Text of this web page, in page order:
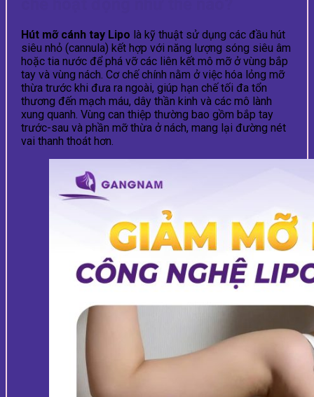
Hút mỡ cánh tay Lipo là kỹ thuật sử dụng các đầu hút
siêu nhỏ (cannula) kết hợp với năng lượng sóng siêu âm
hoặc tia nước để phá vỡ các liên kết mô mỡ ở vùng bắp
tay và vùng nách. Cơ chế chính nằm ở việc hóa lỏng mỡ
thừa trước khi đưa ra ngoài, giúp hạn chế tối đa tổn
thương đến mạch máu, dây thần kinh và các mô lành
xung quanh. Vùng can thiệp thường bao gồm bắp tay
trước-sau và phần mỡ thừa ở nách, mang lại đường nét
vai thanh thoát hơn.